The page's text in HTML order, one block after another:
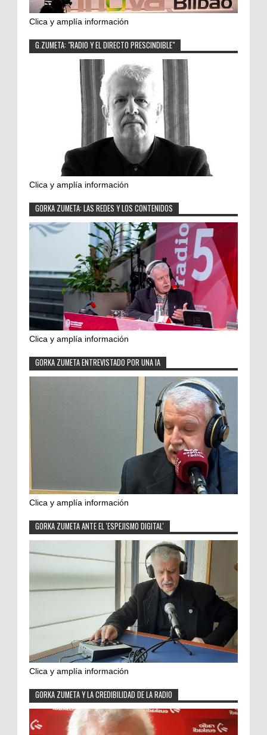
Clica y amplía información
G.ZUMETA: "RADIO Y EL DIRECTO PRESCINDIBLE"
Clica y amplía información
GORKA ZUMETA: LAS REDES Y LOS CONTENIDOS
Clica y amplía información
GORKA ZUMETA ENTREVISTADO POR UNA IA
Clica y amplía información
GORKA ZUMETA ANTE EL 'ESPEJISMO DIGITAL'
Clica y amplía información
GORKA ZUMETA Y LA CREDIBILIDAD DE LA RADIO